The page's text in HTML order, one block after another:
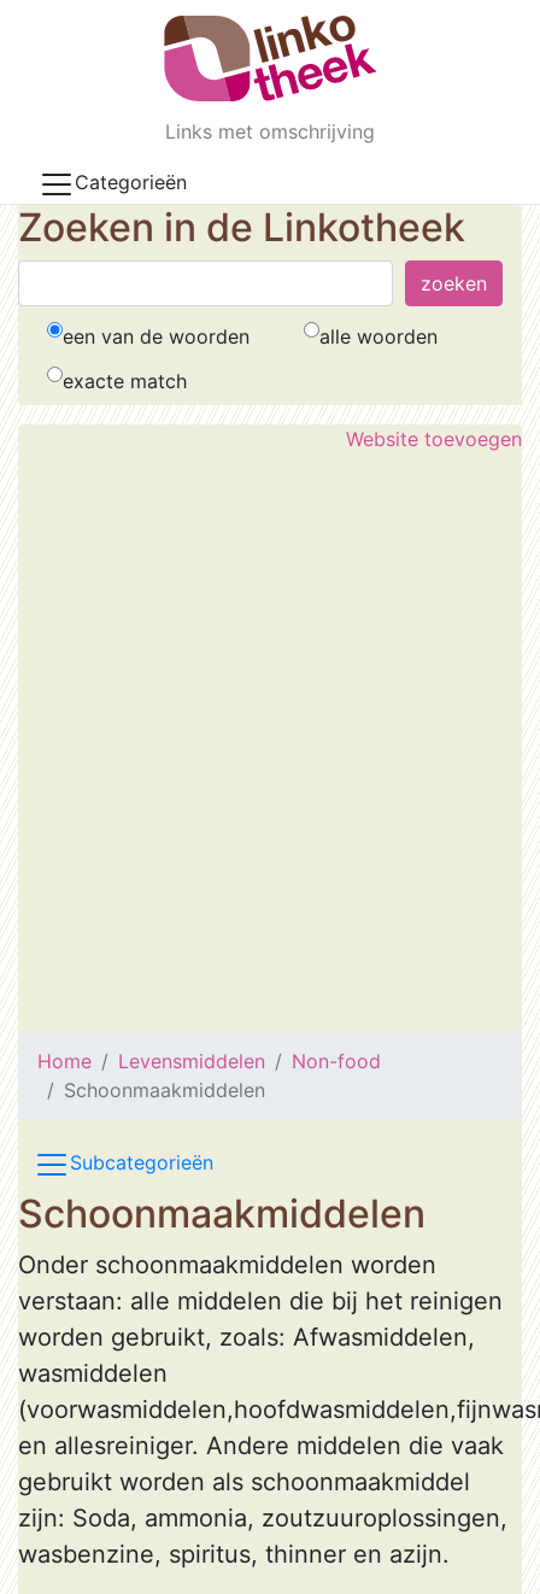
Skip to main content
Links met omschrijving
Categorieën
Zoeken in de Linkotheek
een van de woorden
alle woorden
exacte match
Website toevoegen
Home Levensmiddelen
Non-food
Schoonmaakmiddelen
Subcategorieën
Schoonmaakmiddelen
Onder schoonmaakmiddelen worden
verstaan: alle middelen die bij het reinigen
worden gebruikt, zoals: Afwasmiddelen,
wasmiddelen
en allesreiniger. Andere middelen die vaak
gebruikt worden als schoonmaakmiddel
zijn: Soda, ammonia, zoutzuuroplossingen,
wasbenzine, spiritus, thinner en azijn.